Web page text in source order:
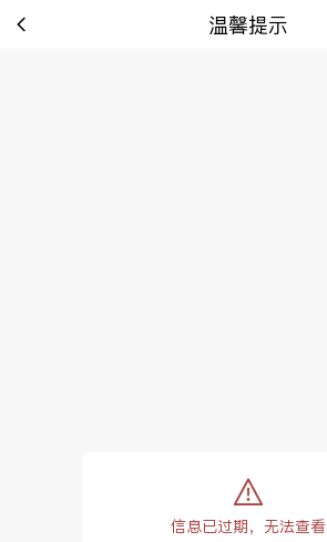
温馨提示
tip:
信息已过期，无法查看